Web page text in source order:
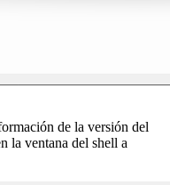
de la versión del
la ventana del shell a